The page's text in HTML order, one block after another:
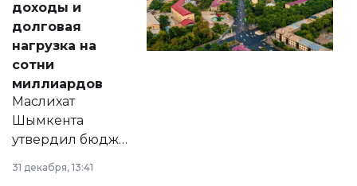
доходы и
долговая
нагрузка на
сотни
миллиардов
Маслихат
Шымкента
утвердил бюджет
города на 2026–
2028 годы.
31 декабря, 13:41